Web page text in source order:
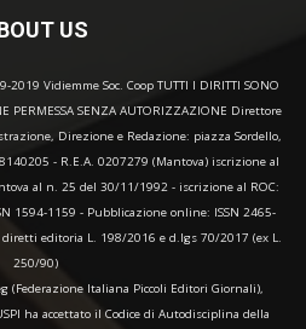
US
2019 Vidiemme Soc. Coop TUTTI I DIRITTI SONO
PERMESSA SENZA AUTORIZZAZIONE Direttore
Direzione e Redazione: piazza Sordello,
- R.E.A. 0207279 (Mantova) iscrizione al
al n. 25 del 30/11/1992 - iscrizione al ROC:
1594-1159 - Pubblicazione online: ISSN 2465-
editoria L. 198/2016 e d.lgs 70/2017 (ex L.
250/90)
(Federazione Italiana Piccoli Editori Giornali),
ha accettato il Codice di Autodisciplina della